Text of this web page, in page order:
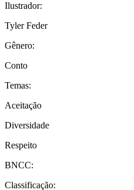
Ilustrador:
Tyler Feder
Gênero:
Conto
Temas:
Aceitação
Diversidade
Respeito
BNCC:
Classificação: